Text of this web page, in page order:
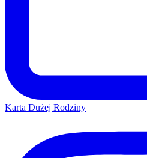
Karta Dużej Rodziny